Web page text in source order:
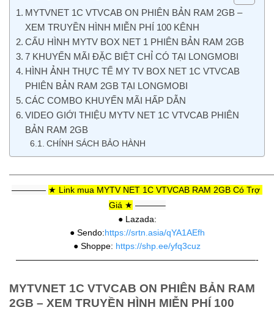
MYTVNET 1C VTVCAB ON PHIÊN BẢN RAM 2GB –
XEM TRUYỀN HÌNH MIỄN PHÍ 100 KÊNH
CẤU HÌNH MYTV BOX NET 1 PHIÊN BẢN RAM 2GB
7 KHUYẾN MÃI ĐẶC BIỆT CHỈ CÓ TẠI LONGMOBI
HÌNH ẢNH THỰC TẾ MY TV BOX NET 1C VTVCAB
PHIÊN BẢN RAM 2GB TẠI LONGMOBI
CÁC COMBO KHUYẾN MÃI HẤP DẪN
VIDEO GIỚI THIỆU MYTV NET 1C VTVCAB PHIÊN
BẢN RAM 2GB
CHÍNH SÁCH BẢO HÀNH
———— ★ Link mua MYTV NET 1C VTVCAB RAM 2GB Có Trợ
Giá ★ ———–
● Lazada:
● Sendo:https://srtn.asia/qYA1AEfh
● Shoppe: https://shp.ee/yfq3cuz
————————————————————————————-
MYTVNET 1C VTVCAB ON PHIÊN BẢN RAM
2GB – XEM TRUYỀN HÌNH MIỄN PHÍ 100